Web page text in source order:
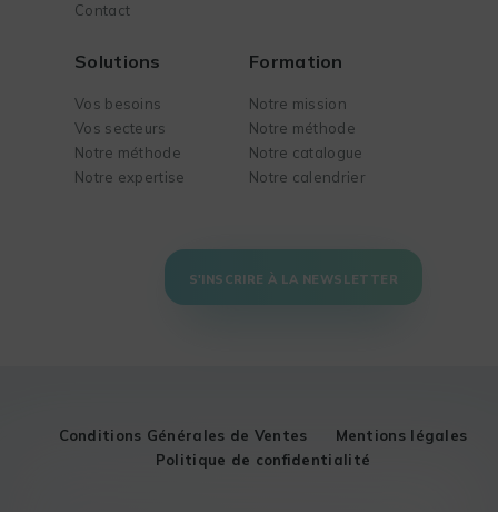
Contact
Solutions
Vos besoins
Vos secteurs
Notre méthode
Notre expertise
Formation
Notre mission
Notre méthode
Notre catalogue
Notre calendrier
S'INSCRIRE À LA NEWSLETTER
Conditions Générales de Ventes
Mentions légales
Politique de confidentialité